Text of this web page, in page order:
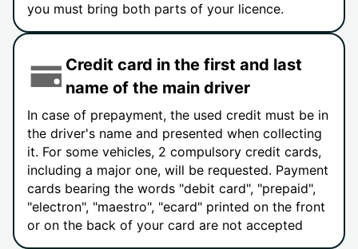
you must bring both parts of your licence.
Credit card in the first and last
name of the main driver
In case of prepayment, the used credit must be in
the driver's name and presented when collecting
it. For some vehicles, 2 compulsory credit cards,
including a major one, will be requested. Payment
cards bearing the words "debit card", "prepaid",
"electron", "maestro", "ecard" printed on the front
or on the back of your card are not accepted